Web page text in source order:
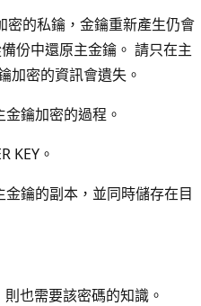
密的私鑰，金鑰重新產生仍會
份中還原主金鑰。 請只在主
加密的資訊會遺失。
金鑰加密的過程。
KEY。
金鑰的副本，並同時儲存在目
也需要該密碼的知識。